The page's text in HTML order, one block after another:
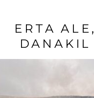
ERTA ALE,
DANAKIL